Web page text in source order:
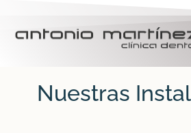
Nuestras